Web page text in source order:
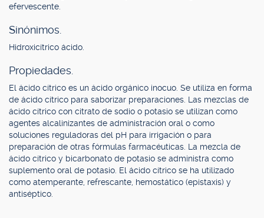
efervescente.
Sinónimos.
Hidroxicítrico ácido.
Propiedades.
El ácido cítrico es un ácido orgánico inocuo. Se utiliza en forma
de ácido cítrico para saborizar preparaciones. Las mezclas de
ácido cítrico con citrato de sodio o potasio se utilizan como
agentes alcalinizantes de administración oral o como
soluciones reguladoras del pH para irrigación o para
preparación de otras fórmulas farmacéuticas. La mezcla de
ácido cítrico y bicarbonato de potasio se administra como
suplemento oral de potasio. El ácido cítrico se ha utilizado
como atemperante, refrescante, hemostático (epistaxis) y
antiséptico.